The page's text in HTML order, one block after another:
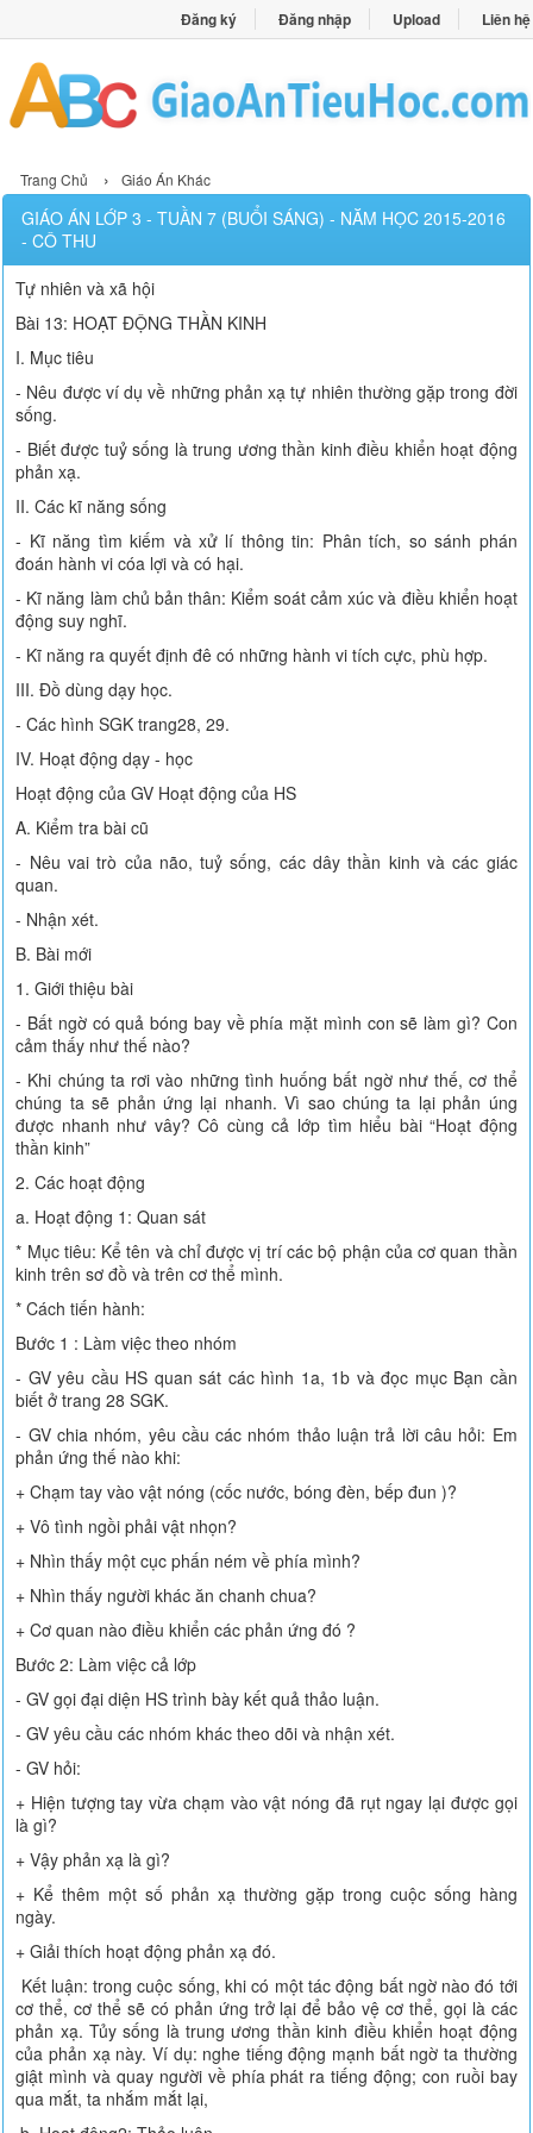
Đăng ký Đăng nhập Upload Liên hệ
Trang Chủ › Giáo Án Khác
GIÁO ÁN LỚP 3 - TUẦN 7 (BUỔI SÁNG) - NĂM HỌC 2015-2016
- CÔ THU
Tự nhiên và xã hội
Bài 13: HOẠT ĐỘNG THẦN KINH
I. Mục tiêu
- Nêu được ví dụ về những phản xạ tự nhiên thường gặp trong đời
sống.
- Biết được tuỷ sống là trung ương thần kinh điều khiển hoạt động
phản xạ.
II. Các kĩ năng sống
- Kĩ năng tìm kiếm và xử lí thông tin: Phân tích, so sánh phán
đoán hành vi cóa lợi và có hại.
- Kĩ năng làm chủ bản thân: Kiểm soát cảm xúc và điều khiển hoạt
động suy nghĩ.
- Kĩ năng ra quyết định đê có những hành vi tích cực, phù hợp.
III. Đồ dùng dạy học.
- Các hình SGK trang28, 29.
IV. Hoạt động dạy - học
Hoạt động của GV Hoạt động của HS
A. Kiểm tra bài cũ
- Nêu vai trò của não, tuỷ sống, các dây thần kinh và các giác
quan.
- Nhận xét.
B. Bài mới
1. Giới thiệu bài
- Bất ngờ có quả bóng bay về phía mặt mình con sẽ làm gì? Con
cảm thấy như thế nào?
- Khi chúng ta rơi vào những tình huống bất ngờ như thế, cơ thể
chúng ta sẽ phản ứng lại nhanh. Vì sao chúng ta lại phản úng
được nhanh như vây? Cô cùng cả lớp tìm hiểu bài “Hoạt động
thần kinh”
2. Các hoạt động
a. Hoạt động 1: Quan sát
* Mục tiêu: Kể tên và chỉ được vị trí các bộ phận của cơ quan thần
kinh trên sơ đồ và trên cơ thể mình.
* Cách tiến hành:
Bước 1 : Làm việc theo nhóm
- GV yêu cầu HS quan sát các hình 1a, 1b và đọc mục Bạn cần
biết ở trang 28 SGK.
- GV chia nhóm, yêu cầu các nhóm thảo luận trả lời câu hỏi: Em
phản ứng thế nào khi:
+ Chạm tay vào vật nóng (cốc nước, bóng đèn, bếp đun )?
+ Vô tình ngồi phải vật nhọn?
+ Nhìn thấy một cục phấn ném về phía mình?
+ Nhìn thấy người khác ăn chanh chua?
+ Cơ quan nào điều khiển các phản ứng đó ?
Bước 2: Làm việc cả lớp
- GV gọi đại diện HS trình bày kết quả thảo luận.
- GV yêu cầu các nhóm khác theo dõi và nhận xét.
- GV hỏi:
+ Hiện tượng tay vừa chạm vào vật nóng đã rụt ngay lại được gọi
là gì?
+ Vậy phản xạ là gì?
+ Kể thêm một số phản xạ thường gặp trong cuộc sống hàng
ngày.
+ Giải thích hoạt động phản xạ đó.
Kết luận: trong cuộc sống, khi có một tác động bất ngờ nào đó tới
cơ thể, cơ thể sẽ có phản ứng trở lại để bảo vệ cơ thể, gọi là các
phản xạ. Tủy sống là trung ương thần kinh điều khiển hoạt động
của phản xạ này. Ví dụ: nghe tiếng động mạnh bất ngờ ta thường
giật mình và quay người về phía phát ra tiếng động; con ruồi bay
qua mắt, ta nhắm mắt lại,